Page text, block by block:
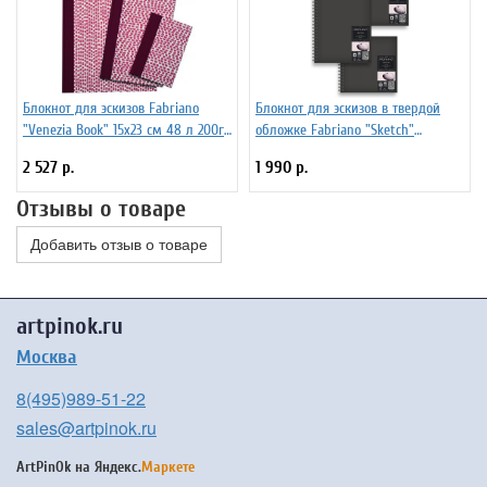
Блокнот для эскизов Fabriano
"Venezia Book" 15x23 см 48 л 200г/
2 527 р.
Блокнот для эскизов в твердой
обложке Fabriano "Sketch"
1 990 р.
Отзывы о товаре
Добавить отзыв о товаре
artpinok.ru
Москва
8(495)989-51-22
sales@artpinok.ru
ArtPinOk на Яндекс.Маркете